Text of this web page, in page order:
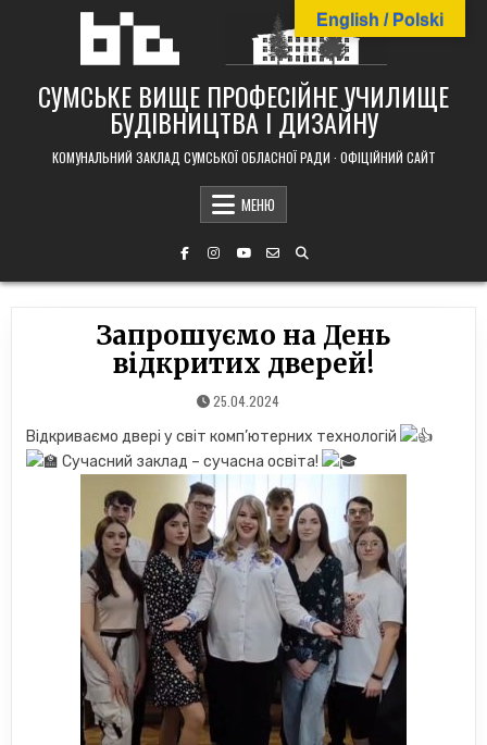
СУМСЬКЕ ВИЩЕ ПРОФЕСІЙНЕ УЧИЛИЩЕ
БУДІВНИЦТВА І ДИЗАЙНУ
КОМУНАЛЬНИЙ ЗАКЛАД СУМСЬКОЇ ОБЛАСНОЇ РАДИ · ОФІЦІЙНИЙ САЙТ
МЕНЮ
Запрошуємо на День
відкритих дверей!
25.04.2024
Відкриваємо двері у світ комп’ютерних технологій
Сучасний заклад – сучасна освіта!
English / Polski